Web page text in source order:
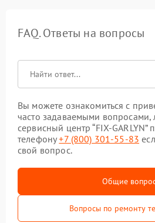
FAQ. Ответы на вопросы
Вы можете ознакомиться с
часто задаваемыми вопросами,
сервисный центр “FIX-
телефону+7 (800) 301-55-83
свой вопрос.
Общие
Вопросы по ремонту